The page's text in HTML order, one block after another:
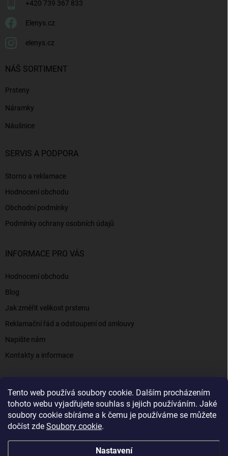
Tento web používá soubory cookie. Dalším procházením
tohoto webu vyjadřujete souhlas s jejich používáním. Jaké
soubory cookie sbíráme a k čemu je používáme se můžete
dočíst zde Soubory cookie.
Nastavení
+420 739 367 833
Elenys.cz
elenys.cz
NÁŠ SORTIMENT
Prsteny
Náramky
Náušnice
SERVIS A PODPORA
Storno a reklamace
Hodnocení obchodu
Obchodní podmínky
Podmínky ochrany osobních údajů
INFORMACE PRO VÁS
Hodnocení obchodu
Blog
Jak změřit velikost prstenu
Reklamační řád a odstoupení od smlouvy
Napište nám
Kontakty a informace
Elenys.cz - šperky, kterým věříte už od roku 2016
Vytvořil Shoptet